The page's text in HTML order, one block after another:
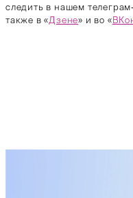
следить в нашем
также в «Дзене» и во «